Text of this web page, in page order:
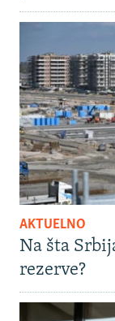
AKTUELNO
Na šta
rezerve?